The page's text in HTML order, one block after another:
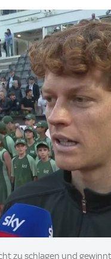
zu schlagen und